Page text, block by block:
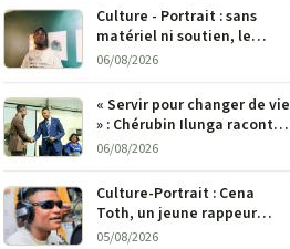
Culture - Portrait : sans
matériel ni soutien, le
dessinateur Justin
son crayon
06/08/2026
« Servir pour changer de vie
» : Chérubin Ilunga raconte
le parcours du député
Tshimbu en 137 pages
06/08/2026
Culture-Portrait : Cena
Toth, un jeune rappeur
déterminé à faire entendre
05/08/2026